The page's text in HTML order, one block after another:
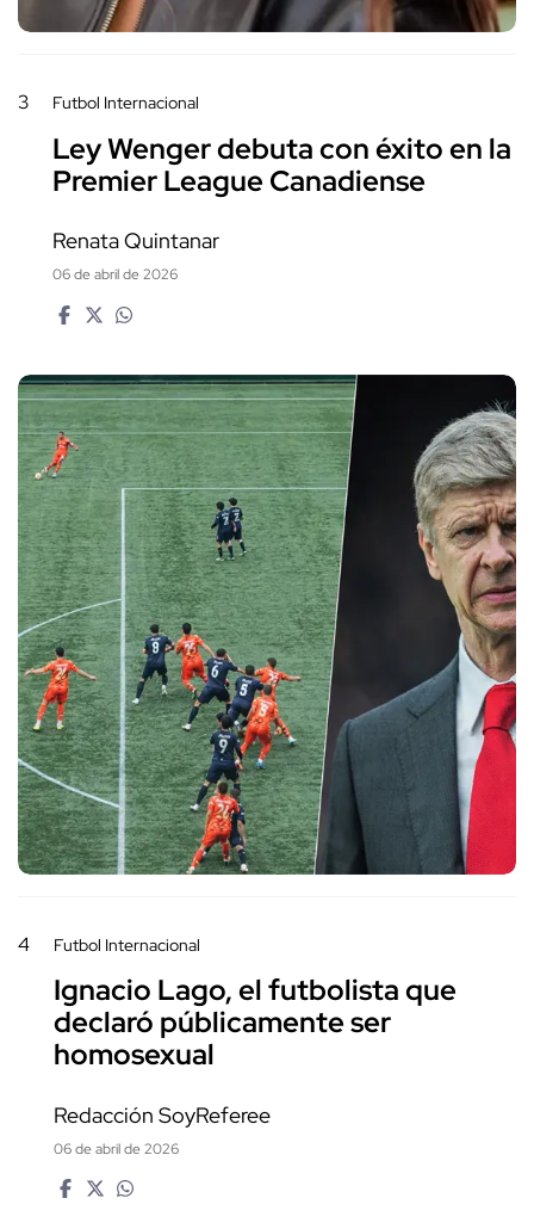
3 Futbol Internacional
Ley Wenger debuta con éxito en la
Premier League Canadiense
Renata Quintanar
06 de abril de 2026
4 Futbol Internacional
Ignacio Lago, el futbolista que
declaró públicamente ser
homosexual
Redacción SoyReferee
06 de abril de 2026